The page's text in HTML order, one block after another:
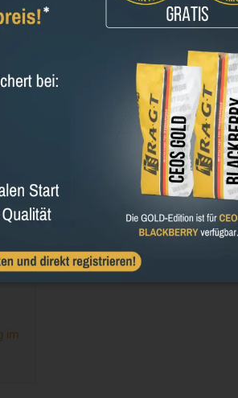
Gold-Edition
Auflaufversicherung für
im